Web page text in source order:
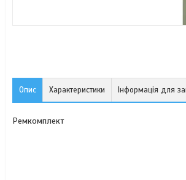
Опис Характеристики Інформація для
Ремкомплект